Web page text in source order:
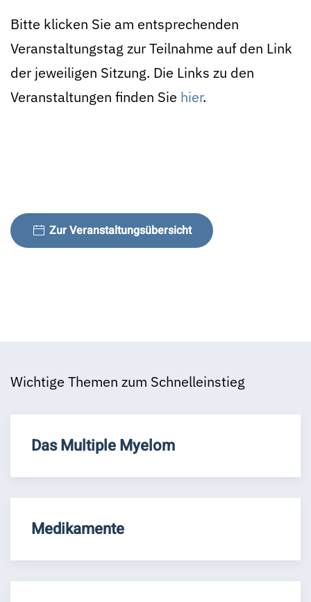
Bitte klicken Sie am entsprechenden
Veranstaltungstag zur Teilnahme auf den Link
der jeweiligen Sitzung. Die Links zu den
Veranstaltungen finden Sie hier.
Zur Veranstaltungsübersicht
Wichtige Themen zum Schnelleinstieg
Das Multiple Myelom
Medikamente